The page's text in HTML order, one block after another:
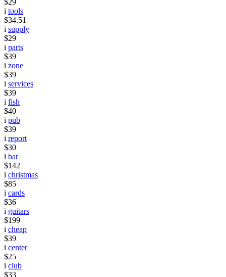
$29
i tools
$34.51
i supply
$29
i parts
$39
i zone
$39
i services
$39
i fish
$40
i pub
$39
i report
$30
i bar
$142
i christmas
$85
i cards
$36
i guitars
$199
i cheap
$39
i center
$25
i club
$33